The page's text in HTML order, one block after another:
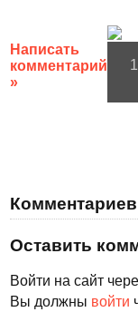
Написать
комментарий
»
Оставить
Войти на сайт
Вы должны войти